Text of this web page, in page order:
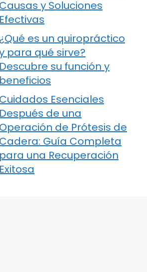
Causas y Soluciones
Efectivas
¿Qué es un quiropráctico
para qué sirve?
Descubre su función y
beneficios
Cuidados Esenciales
Después de una
Operación de Prótesis de
Cadera: Guía Completa
para una Recuperación
Exitosa